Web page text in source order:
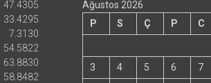
47.4305
33.4295
7.3130
54.5822
63.8830
58.8482
Ağustos 2026
P
S Ç P C
3
4 5 6 7